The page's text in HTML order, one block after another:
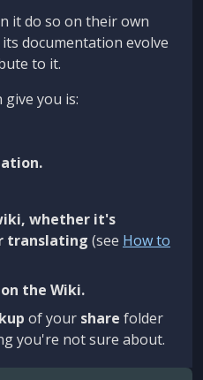
it do so on their own
documentation evolve
to it.
give you is:
whether it's
translating (see How to
the Wiki.
of your share folder
you're not sure about.